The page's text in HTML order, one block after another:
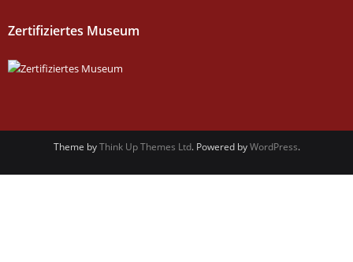
Zertifiziertes Museum
Theme byThink Up Themes Ltd. Powered byWordPress.